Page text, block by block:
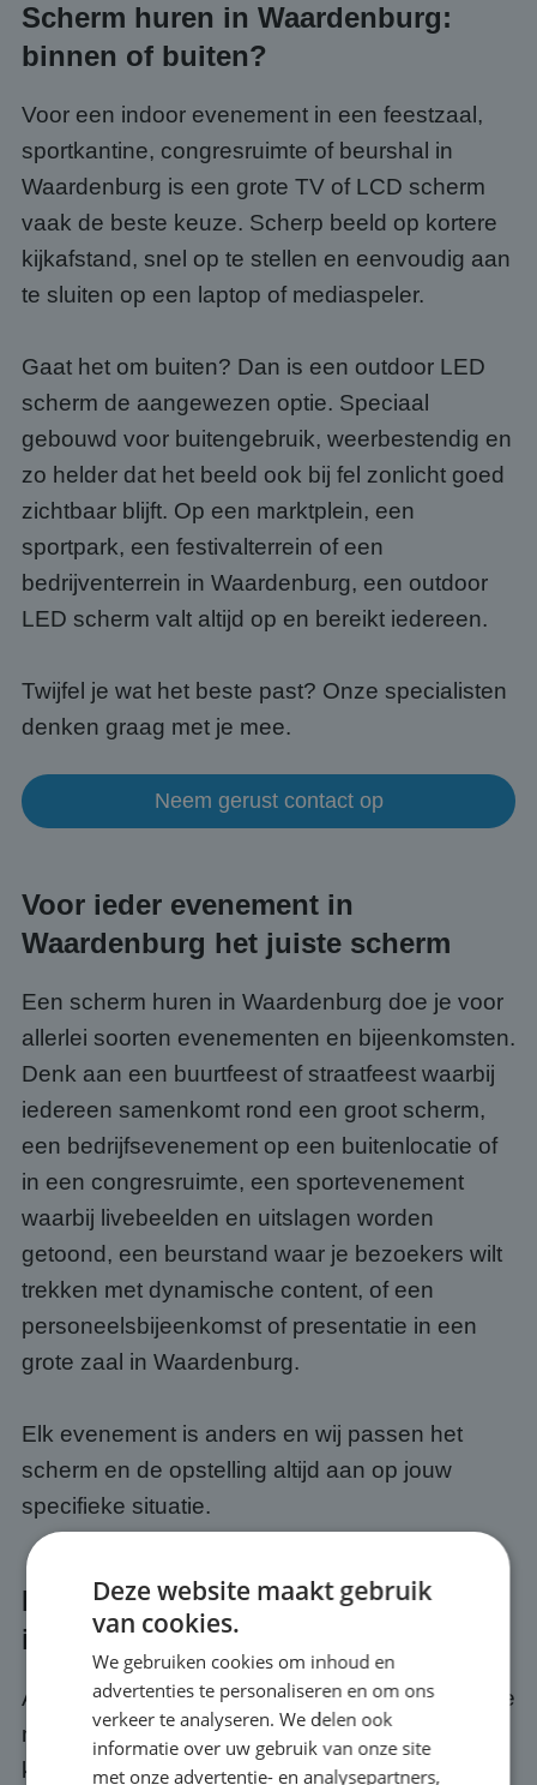
Scherm huren in Waardenburg:
binnen of buiten?
Voor een indoor evenement in een feestzaal,
sportkantine, congresruimte of beurshal in
Waardenburg is een grote TV of LCD scherm
vaak de beste keuze. Scherp beeld op kortere
kijkafstand, snel op te stellen en eenvoudig aan
te sluiten op een laptop of mediaspeler.
Gaat het om buiten? Dan is een outdoor LED
scherm de aangewezen optie. Speciaal
gebouwd voor buitengebruik, weerbestendig en
zo helder dat het beeld ook bij fel zonlicht goed
zichtbaar blijft. Op een marktplein, een
sportpark, een festivalterrein of een
bedrijventerrein in Waardenburg, een outdoor
LED scherm valt altijd op en bereikt iedereen.
Twijfel je wat het beste past? Onze specialisten
denken graag met je mee.
Neem gerust contact op
Voor ieder evenement in
Waardenburg het juiste scherm
Een scherm huren in Waardenburg doe je voor
allerlei soorten evenementen en bijeenkomsten.
Denk aan een buurtfeest of straatfeest waarbij
iedereen samenkomt rond een groot scherm,
een bedrijfsevenement op een buitenlocatie of
in een congresruimte, een sportevenement
waarbij livebeelden en uitslagen worden
getoond, een beurstand waar je bezoekers wilt
trekken met dynamische content, of een
personeelsbijeenkomst of presentatie in een
grote zaal in Waardenburg.
Elk evenement is anders en wij passen het
scherm en de opstelling altijd aan op jouw
specifieke situatie.
Kwaliteit en service bij jouw event
in Waardenburg
Als je een scherm huurt bij ABC Scherm, huur je
meer dan alleen hardware. Je krijgt er een
kwaliteits- en servicegarantie bij. Wij zorgen
Deze website maakt gebruik
van cookies.
We gebruiken cookies om inhoud en
advertenties te personaliseren en om ons
verkeer te analyseren. We delen ook
informatie over uw gebruik van onze site
met onze advertentie- en analysepartners,